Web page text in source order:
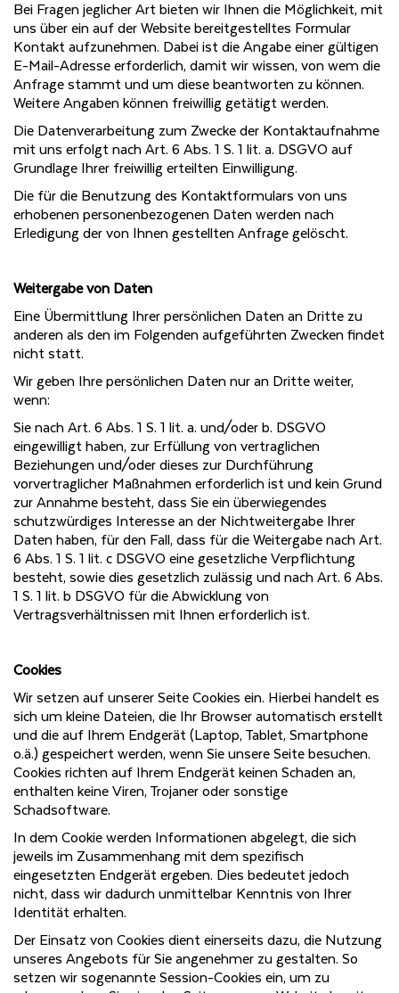
Bei Fragen jeglicher Art bieten wir Ihnen die Möglichkeit, mit
uns über ein auf der Website bereitgestelltes Formular
Kontakt aufzunehmen. Dabei ist die Angabe einer gültigen
E-Mail-Adresse erforderlich, damit wir wissen, von wem die
Anfrage stammt und um diese beantworten zu können.
Weitere Angaben können freiwillig getätigt werden.
Die Datenverarbeitung zum Zwecke der Kontaktaufnahme
mit uns erfolgt nach Art. 6 Abs. 1 S. 1 lit. a. DSGVO auf
Grundlage Ihrer freiwillig erteilten Einwilligung.
Die für die Benutzung des Kontaktformulars von uns
erhobenen personenbezogenen Daten werden nach
Erledigung der von Ihnen gestellten Anfrage gelöscht.
Weitergabe von Daten
Eine Übermittlung Ihrer persönlichen Daten an Dritte zu
anderen als den im Folgenden aufgeführten Zwecken findet
nicht statt.
Wir geben Ihre persönlichen Daten nur an Dritte weiter,
wenn:
Sie nach Art. 6 Abs. 1 S. 1 lit. a. und/oder b. DSGVO
eingewilligt haben, zur Erfüllung von vertraglichen
Beziehungen und/oder dieses zur Durchführung
vorvertraglicher Maßnahmen erforderlich ist und kein Grund
zur Annahme besteht, dass Sie ein überwiegendes
schutzwürdiges Interesse an der Nichtweitergabe Ihrer
Daten haben, für den Fall, dass für die Weitergabe nach Art.
6 Abs. 1 S. 1 lit. c DSGVO eine gesetzliche Verpflichtung
besteht, sowie dies gesetzlich zulässig und nach Art. 6 Abs.
1 S. 1 lit. b DSGVO für die Abwicklung von
Vertragsverhältnissen mit Ihnen erforderlich ist.
Cookies
Wir setzen auf unserer Seite Cookies ein. Hierbei handelt es
sich um kleine Dateien, die Ihr Browser automatisch erstellt
und die auf Ihrem Endgerät (Laptop, Tablet, Smartphone
o.ä.) gespeichert werden, wenn Sie unsere Seite besuchen.
Cookies richten auf Ihrem Endgerät keinen Schaden an,
enthalten keine Viren, Trojaner oder sonstige
Schadsoftware.
In dem Cookie werden Informationen abgelegt, die sich
jeweils im Zusammenhang mit dem spezifisch
eingesetzten Endgerät ergeben. Dies bedeutet jedoch
nicht, dass wir dadurch unmittelbar Kenntnis von Ihrer
Identität erhalten.
Der Einsatz von Cookies dient einerseits dazu, die Nutzung
unseres Angebots für Sie angenehmer zu gestalten. So
setzen wir sogenannte Session-Cookies ein, um zu